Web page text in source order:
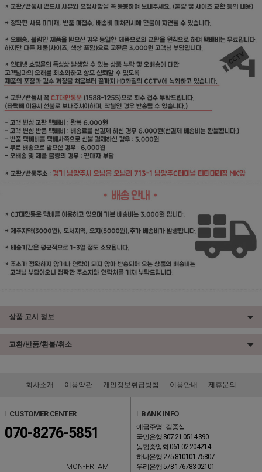
상품 고시 정보
교환/반품/환불/취소
회사소개 이용약관 개인정보취급방침 이용안내 제휴문의
CUSTOMER CENTER
070-8276-5851
MON-FRI AM
BANK INFO
예금주명 : 김종삼
국민은행 807-21-0514-390
농협중앙회 061-02-204214
하나은행 275-810101-75807
우리은행 578-176783-02101